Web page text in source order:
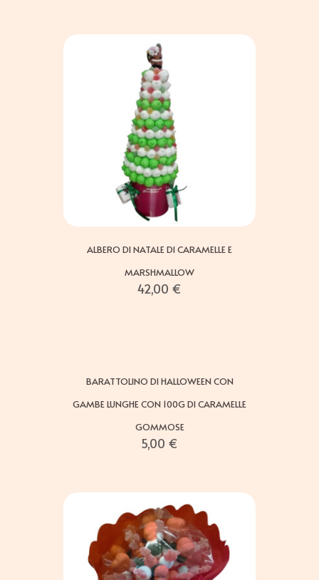
ALBERO DI NATALE DI CARAMELLE E
MARSHMALLOW
42,00 €
BARATTOLINO DI HALLOWEEN CON
GAMBE LUNGHE CON 100G DI CARAMELLE
GOMMOSE
5,00 €